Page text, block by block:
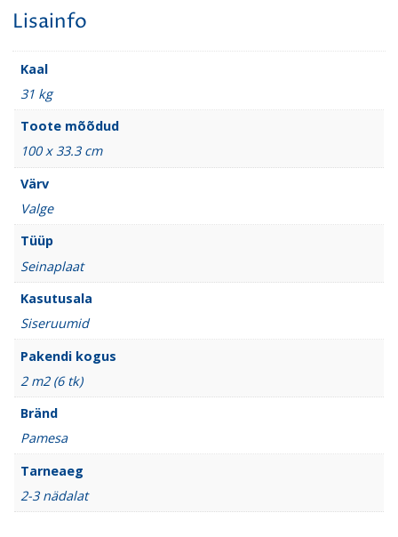
Lisainfo
Kaal
31 kg
Toote mõõdud
100 x 33.3 cm
Värv
Valge
Tüüp
Seinaplaat
Kasutusala
Siseruumid
Pakendi kogus
2 m2 (6 tk)
Bränd
Pamesa
Tarneaeg
2-3 nädalat